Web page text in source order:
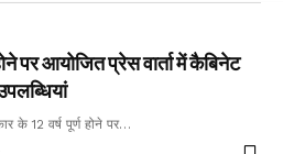
पर आयोजित प्रेस वार्ता में कैबिनेट
के 12 वर्ष पूर्ण होने पर…